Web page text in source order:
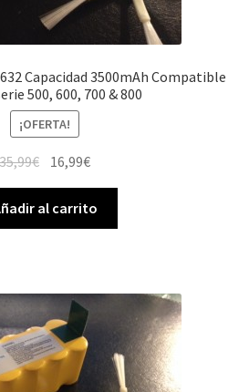
Capacidad 3500mAh Compatible
500, 600, 700 & 800
¡OFERTA!
€ El
original
era:
16,99€El
actual
es:
al carrito